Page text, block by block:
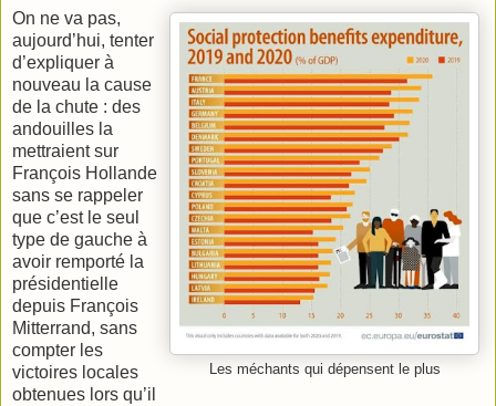
Les méchants qui dépensent le plus
On ne va pas,
aujourd’hui, tenter
d’expliquer à
nouveau la cause
de la chute : des
andouilles la
mettraient sur
François Hollande
sans se rappeler
que c’est le seul
type de gauche à
avoir remporté la
présidentielle
depuis François
Mitterrand, sans
compter les
victoires locales
obtenues lors qu’il